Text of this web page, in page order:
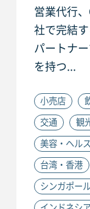
営業代行
社で完結
パートナ
を持つ...
小売店
交通 観
美容・ヘル
台湾・香港
シンガポー